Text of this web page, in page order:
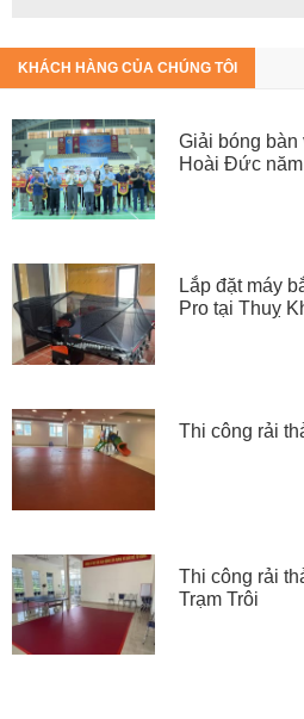
KHÁCH HÀNG CỦA CHÚNG TÔI
Giải bóng bàn
Hoài Đức
Lắp đặt máy
Pro tại Thuỵ
Thi công rải
Thi công rải
Trạm Trôi